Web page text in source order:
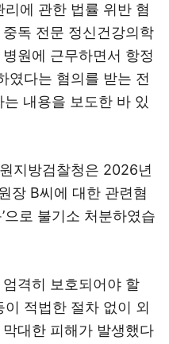
에 관한 법률 위반 혐
독 전문 정신건강의학
원에 근무하면서 항정
였다는 혐의를 받는 전
내용을 보도한 바 있
지방검찰청은 2026년
장 B씨에 대한 관련혐
으로 불기소 처분하였습
격히 보호되어야 할
적법한 절차 없이 외
대한 피해가 발생했다